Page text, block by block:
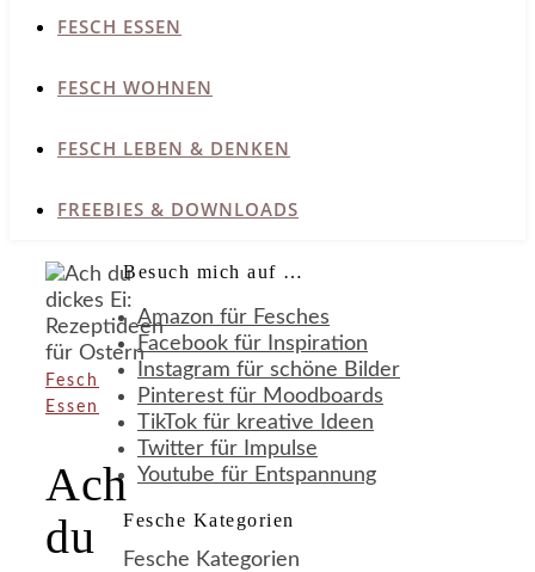
FESCH ESSEN
FESCH WOHNEN
FESCH LEBEN & DENKEN
FREEBIES & DOWNLOADS
Fesch
Essen
Ach
du
Besuch mich auf …
Amazon für Fesches
Facebook für Inspiration
Instagram für schöne Bilder
Pinterest für Moodboards
TikTok für kreative Ideen
Twitter für Impulse
Youtube für Entspannung
Fesche Kategorien
Fesche Kategorien